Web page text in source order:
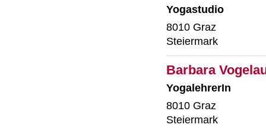
Yogastudio
8010 Graz
Steiermark
Barbara
YogalehrerIn
8010 Graz
Steiermark